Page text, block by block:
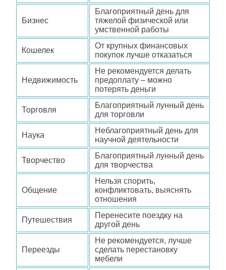
Бизнес
Благоприятный день для
тяжелой физической или
умственной работы
Кошелек
От крупных финансовых
покупок лучше отказаться
Недвижимость
Не рекомендуется делать
предоплату – можно
потерять деньги
Торговля
Благоприятный лунный день
для торговли
Наука
Неблагоприятный день для
научной деятельности
Творчество
Благоприятный лунный день
для творчества
Общение
Нельзя спорить,
конфликтовать, выяснять
отношения
Путешествия
Перенесите поездку на
другой день
Переезды
Не рекомендуется, лучше
сделать перестановку
мебели